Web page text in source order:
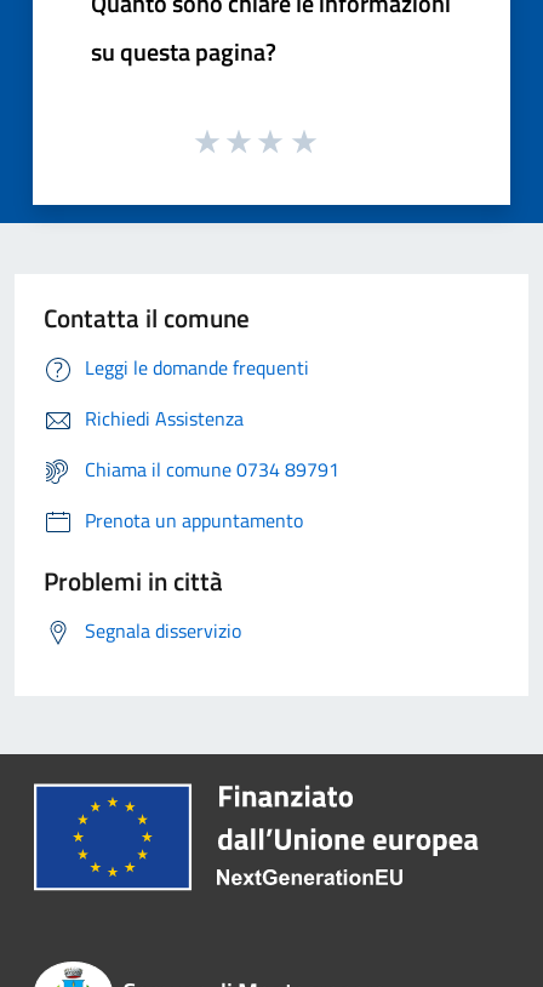
su questa pagina?
Contatta il comune
Leggi le domande frequenti
Richiedi Assistenza
Chiama il comune 0734 89791
Prenota un appuntamento
Problemi in città
Segnala disservizio